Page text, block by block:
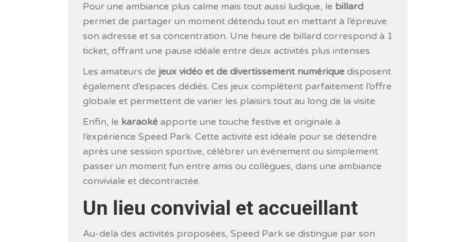
Pour une ambiance plus calme mais tout aussi ludique, le billard
permet de partager un moment détendu tout en mettant à l’épreuve
son adresse et sa concentration. Une heure de billard correspond à 1
ticket, offrant une pause idéale entre deux activités plus intenses.
Les amateurs de jeux vidéo et de divertissement numériquedisposent
également d’espaces dédiés. Ces jeux complètent parfaitement l’offre
globale et permettent de varier les plaisirs tout au long de la visite.
Enfin, le karaokéapporte une touche festive et originale à
l’expérience Speed Park. Cette activité est idéale pour se détendre
après une session sportive, célébrer un événement ou simplement
passer un moment fun entre amis ou collègues, dans une ambiance
conviviale et décontractée.
Un lieu convivial et accueillant
Au-delà des activités proposées, Speed Park se distingue par son